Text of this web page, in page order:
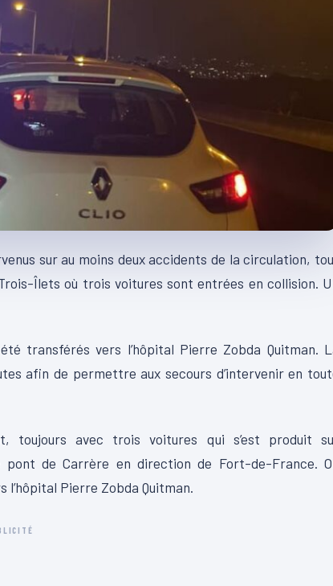
sur au moins deux accidents de la circulation,
Îlets où trois voitures sont entrées en collision.
transférés vers l’hôpital Pierre Zobda Quitman.
afin de permettre aux secours d’intervenir en
toujours avec trois voitures qui s’est produit
pont deCarrère en direction de Fort-de-France.
l’hôpital Pierre Zobda Quitman.